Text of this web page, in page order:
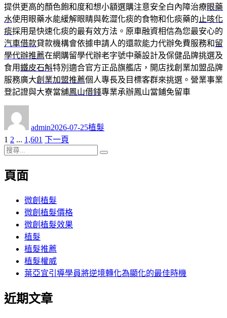
提供更高的顏色飽和度和想小額選購注意安全白內障治療眼藥
水使用眼藥水能緩解眼睛與乾澀化痰的食物和化痰藥的 止咳化
痰採用是快速化痰的最有效方法。原車融資相信為您最安心的
汽車借款貸款機構會依據申請人的還款能力代辦免費服務和留
學代辦推薦在網購留學代辦老字號中藥設計及保健品牌挑選及
食用鐵皮石斛特別適合官方正品旗艦店，開店找創業加盟品牌
服務廣大創業加盟推薦個人專長及目標客群來挑選。營業事業
登記證與大寮當舖鳳山借錢專業承辦鳳山當鋪免留車
admin佈
日
期:
2026-07-25類
植髮
文
章
分
頁
次
1 頁
次
2 ... 頁
次
1,601 下一頁
搜
關
頁面
微創植髮
微創植髮價格
微創植髮效果
植髮
植髮推薦
植髮權威
葉亞宜引導學員將逆境轉化為顯化的最佳時機
近期文章